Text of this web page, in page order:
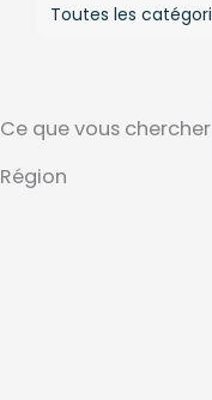
Ce que vous chercher
Région